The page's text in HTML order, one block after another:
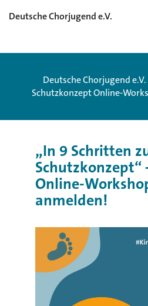
Deutsche Chorjugend e.V.
Deutsche Chorjugend e.V.
Schutzkonzept Online-
„In 9 Schritten
Schutzkonzept“
Online-
anmelden!